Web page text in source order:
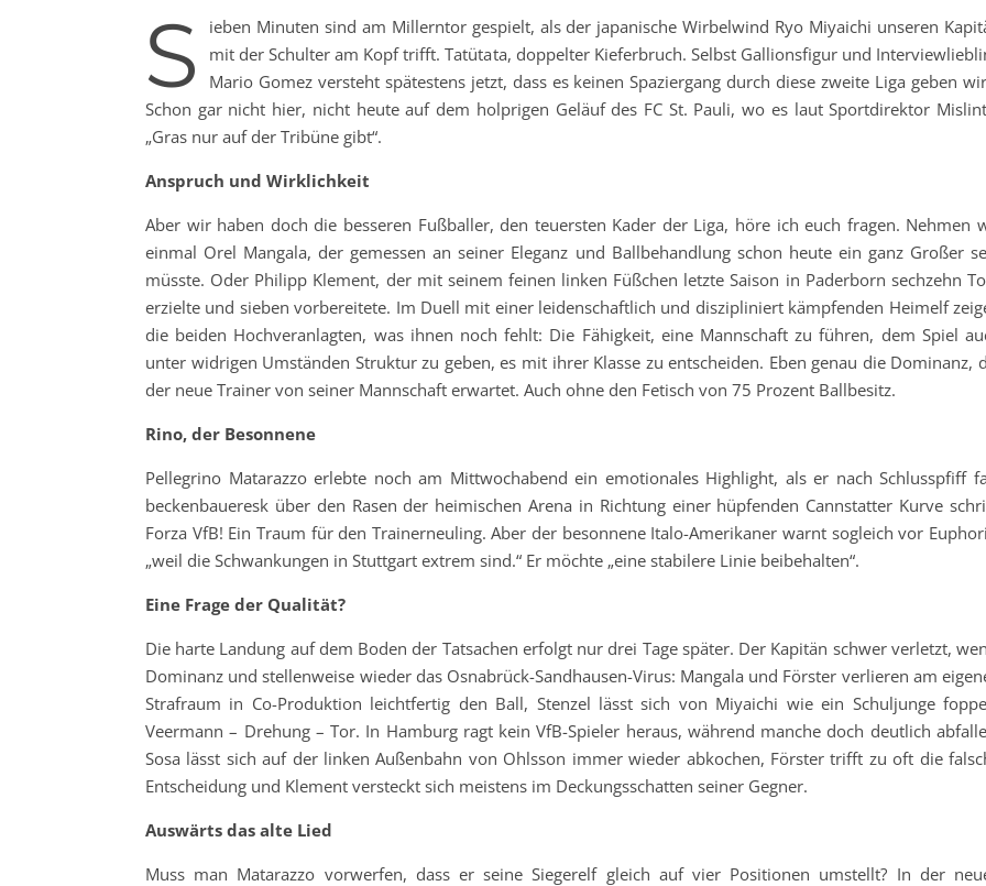
S
ieben Minuten sind am Millerntor gespielt, als der japanische Wirbelwind Ryo Miyaichi unseren
mit der Schulter am Kopf trifft. Tatütata, doppelter Kieferbruch. Selbst Gallionsfigur und
Mario Gomez versteht spätestens jetzt, dass es keinen Spaziergang durch diese zweite Liga geben
Schon gar nicht hier, nicht heute auf dem holprigen Geläuf des FC St. Pauli, wo es laut Sportdirektor
„Gras nur auf der Tribüne gibt“.
Anspruch und Wirklichkeit
Aber wir haben doch die besseren Fußballer, den teuersten Kader der Liga, höre ich euch fragen. Nehmen
einmal Orel Mangala, der gemessen an seiner Eleganz und Ballbehandlung schon heute ein ganz Großer
müsste. Oder Philipp Klement, der mit seinem feinen linken Füßchen letzte Saison in Paderborn sechzehn
erzielte und sieben vorbereitete. Im Duell mit einer leidenschaftlich und diszipliniert kämpfenden Heimelf
die beiden Hochveranlagten, was ihnen noch fehlt: Die Fähigkeit, eine Mannschaft zu führen, dem Spiel
unter widrigen Umständen Struktur zu geben, es mit ihrer Klasse zu entscheiden. Eben genau die Dominanz,
der neue Trainer von seiner Mannschaft erwartet. Auch ohne den Fetisch von 75 Prozent Ballbesitz.
Rino, der Besonnene
Pellegrino Matarazzo erlebte noch am Mittwochabend ein emotionales Highlight, als er nach Schlusspfiff
beckenbaueresk über den Rasen der heimischen Arena in Richtung einer hüpfenden Cannstatter Kurve
Forza VfB! Ein Traum für den Trainerneuling. Aber der besonnene Italo-Amerikaner warnt sogleich vor
„weil die Schwankungen in Stuttgart extrem sind.“ Er möchte „eine stabilere Linie beibehalten“.
Eine Frage der Qualität?
Die harte Landung auf dem Boden der Tatsachen erfolgt nur drei Tage später. Der Kapitän schwer verletzt,
Dominanz und stellenweise wieder das Osnabrück-Sandhausen-Virus: Mangala und Förster verlieren am
Strafraum in Co-Produktion leichtfertig den Ball, Stenzel lässt sich von Miyaichi wie ein Schuljunge
Veermann – Drehung – Tor. In Hamburg ragt kein VfB-Spieler heraus, während manche doch deutlich
Sosa lässt sich auf der linken Außenbahn von Ohlsson immer wieder abkochen, Förster trifft zu oft die
Entscheidung und Klement versteckt sich meistens im Deckungsschatten seiner Gegner.
Auswärts das alte Lied
Muss man Matarazzo vorwerfen, dass er seine Siegerelf gleich auf vier Positionen umstellt? In der